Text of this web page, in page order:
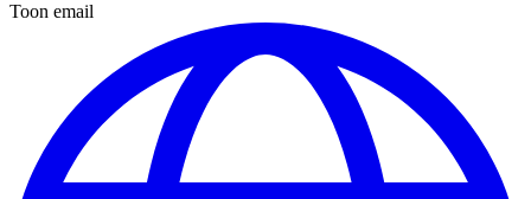
Toon email